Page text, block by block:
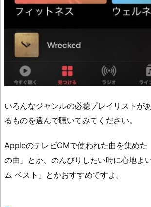
いろんなジャンルの必聴プレイリストが
るものを選んで聴いてみてください。
AppleのテレビCMで使われた曲を集めた
の曲」とか、のんびりしたい時に心地よ
ム ベスト」とかおすすめですよ。